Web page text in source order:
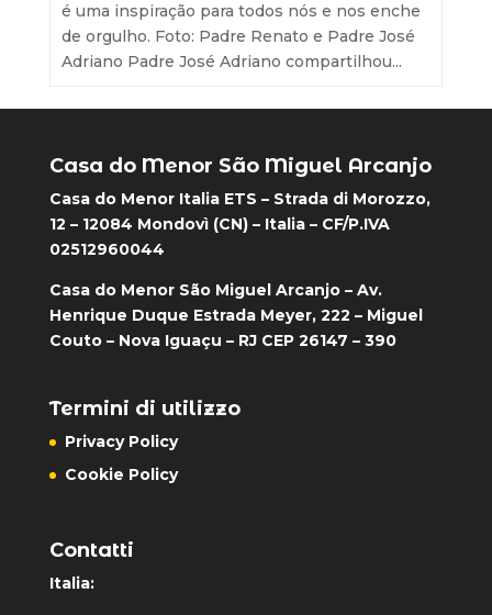
é uma inspiração para todos nós e nos enche
de orgulho. Foto: Padre Renato e Padre José
Adriano Padre José Adriano compartilhou...
Casa do Menor São Miguel Arcanjo
Casa do Menor Italia ETS – Strada di Morozzo,
12 – 12084 Mondovì (CN) – Italia – CF/P.IVA
02512960044
Casa do Menor São Miguel Arcanjo – Av.
Henrique Duque Estrada Meyer, 222 – Miguel
Couto – Nova Iguaçu – RJ CEP 26147 – 390
Termini di utilizzo
Privacy Policy
Cookie Policy
Contatti
Italia: